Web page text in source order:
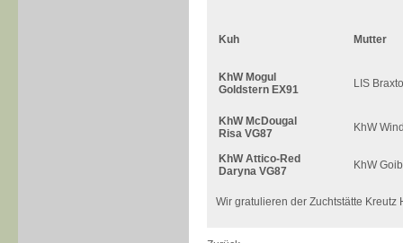
Kuh Mutter
KhW Mogul
Goldstern EX91
LIS
KhW McDougal
Risa VG87
KhW
KhW Attico-Red
Daryna VG87
KhW
Wir gratulieren der Zuchtstätte